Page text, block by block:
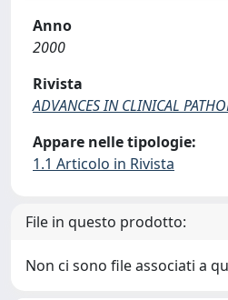
Anno
2000
Rivista
ADVANCES IN CLINICAL
Appare nelle tipologie:
1.1 Articolo in Rivista
File in questo prodotto:
Non ci sono file associati a